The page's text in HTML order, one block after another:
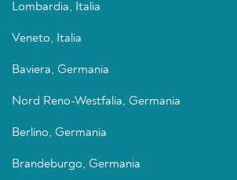
Lombardia, Italia
Veneto, Italia
Baviera, Germania
Nord Reno-Westfalia, Germania
Berlino, Germania
Brandeburgo, Germania